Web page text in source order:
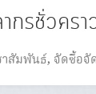
กรชั่วคร
าสัมพันธ์, จัดซื้อจั